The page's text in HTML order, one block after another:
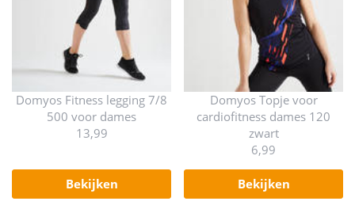
Domyos Fitness legging 7/8
500 voor dames
13,99
bekijken
Domyos Topje voor
cardiofitness dames 120
zwart
6,99
bekijken